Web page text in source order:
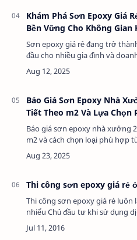
Khám Phá Sơn Epoxy Giá
Bền Vững Cho Không Gian
Sơn epoxy giá rẻ đang trở
đầu cho nhiều gia đình và
sự kết hợp hoàn hảo giữa chất
cả phải chăng. Loại sơn này
Báo Giá Sơn Epoxy Nhà
Tiết Theo m2 Và Lựa Chọn
Báo giá sơn epoxy nhà xưởng
m2 và cách chọn loại phù hợp
đề quan trọng giúp doanh
phí và hiệu quả trong việc bảo
Thi công sơn epoxy giá rẻ
Thi công sơn epoxy giá rẻ luôn
nhiểu Chủ đầu tư khi sử dụng
cho nền nhà xưởng, nhà kho…
lượng vẫn đạt theo yêu cầu là